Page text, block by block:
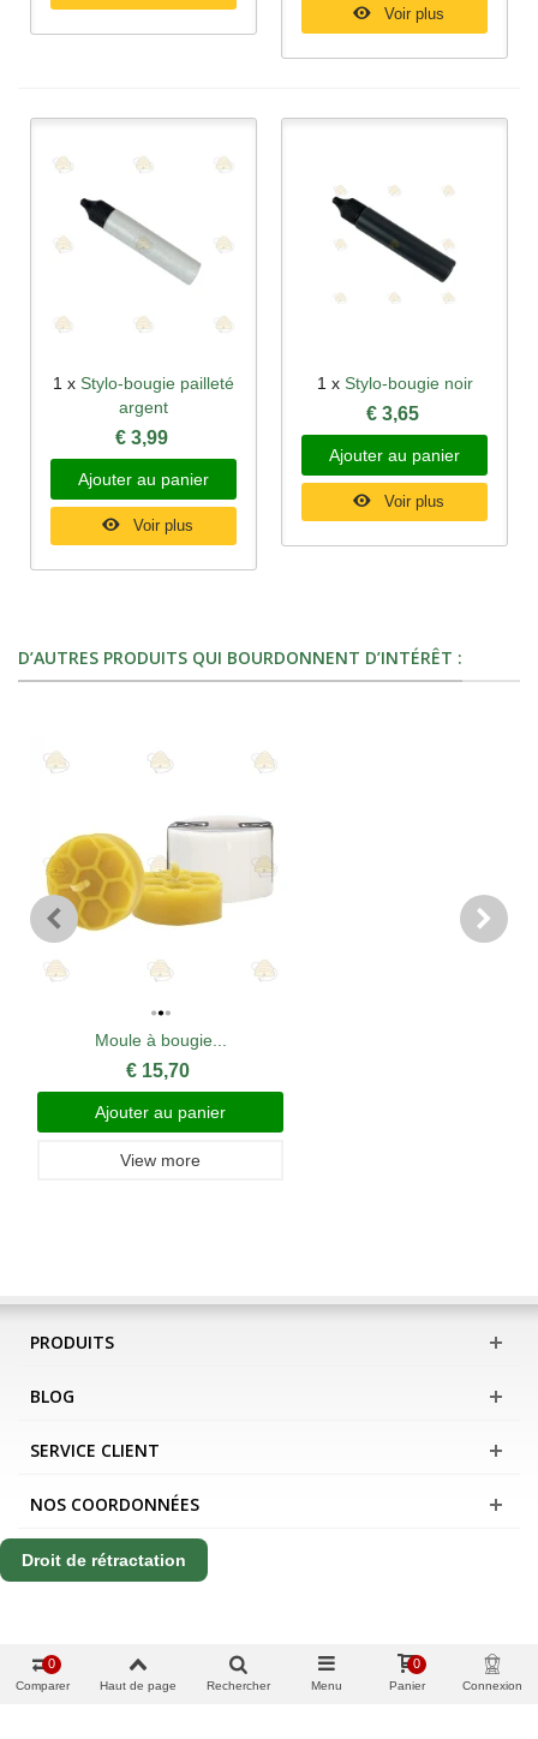
Voir plus
1 x Stylo-bougie pailleté
argent
€ 3,99
Ajouter au panier
Voir plus
1 x Stylo-bougie noir
€ 3,65
Ajouter au panier
Voir plus
D’AUTRES PRODUITS QUI BOURDONNENT D’INTÉRÊT :
Moule à bougie...
€ 15,70
Ajouter au panier
View more
PRODUITS
BLOG
SERVICE CLIENT
NOS COORDONNÉES
Droit de rétractation
Comparer
0
Haut de page Rechercher Menu Panier
0
Connexion